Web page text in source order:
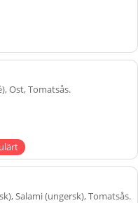
Ost, Tomatsås.
Salami (ungersk), Tomatsås.